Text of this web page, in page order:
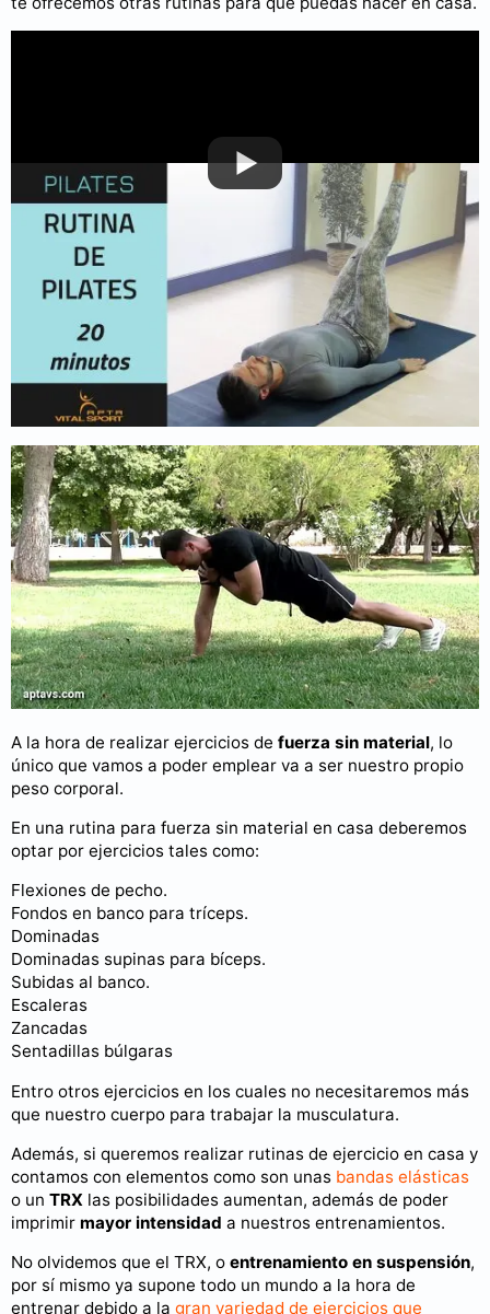
Puedes consultar más videos en nuestro canal de YouTube
Rutinas de ejercicios de fuerza en
A la hora de realizar ejercicios de fuerza sin material, lo
único que vamos a poder emplear va a ser nuestro propio
peso corporal.
En una rutina para fuerza sin material en casa deberemos
optar por ejercicios tales como:
Flexiones de pecho.
Fondos en banco para tríceps.
Dominadas
Dominadas supinas para bíceps.
Subidas al banco.
Escaleras
Zancadas
Sentadillas búlgaras
Entro otros ejercicios en los cuales no necesitaremos más
que nuestro cuerpo para trabajar la musculatura.
Además, si queremos realizar rutinas de ejercicio en casa y
contamos con elementos como son unas bandas elásticas
o un TRX las posibilidades aumentan, además de poder
imprimir mayor intensidad a nuestros entrenamientos.
No olvidemos que el TRX, o entrenamiento en suspensión,
por sí mismo ya supone todo un mundo a la hora de
entrenar debido a la gran variedad de ejercicios que